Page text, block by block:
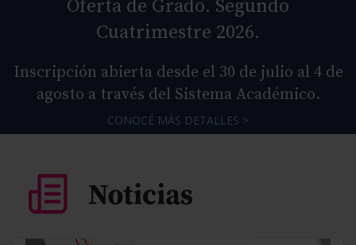
Oferta de Grado. Segundo
Cuatrimestre 2026.
Inscripción abierta desde el 30 de julio al 4 de
agosto a través del Sistema Académico.
CONOCÉ MÁS DETALLES >